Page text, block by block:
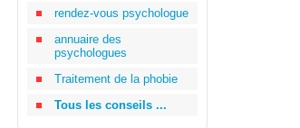
rendez-vous psychologue
annuaire des
psychologues
Traitement de la phobie
Tous les conseils ...